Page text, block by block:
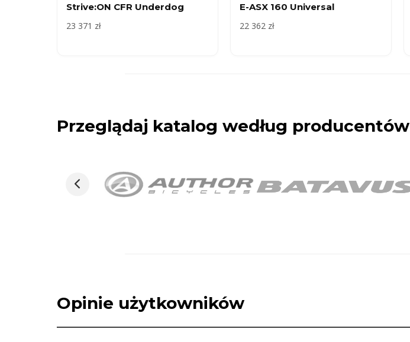
Strive:ON CFR Underdog
23 371 zł
E-ASX 160 Universal
22 362 zł
Przeglądaj katalog według producentów
Opinie użytkowników